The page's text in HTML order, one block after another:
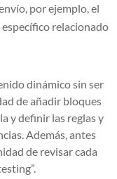
por ejemplo, el
relacionado
dinámico sin ser
de añadir bloques
y definir las reglas y
Además, antes
de revisar cada